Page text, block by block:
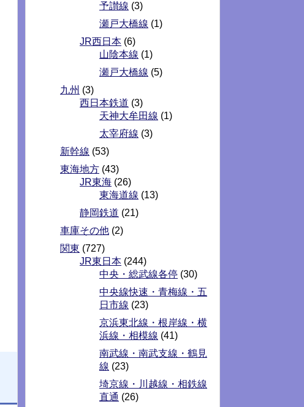
予讃線 (3)
瀬戸大橋線 (1)
JR西日本 (6)
山陰本線 (1)
瀬戸大橋線 (5)
九州 (3)
西日本鉄道 (3)
天神大牟田線 (1)
太宰府線 (3)
新幹線 (53)
東海地方 (43)
JR東海 (26)
東海道線 (13)
静岡鉄道 (21)
車庫その他 (2)
関東 (727)
JR東日本 (244)
中央・総武線各停 (30)
中央線快速・青梅線・五
日市線 (23)
京浜東北線・根岸線・横
浜線・相模線 (41)
南武線・南武支線・鶴見
線 (23)
埼京線・川越線・相鉄線
直通 (26)